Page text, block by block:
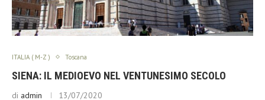
ITALIA ( M-Z ) Toscana
SIENA: IL MEDIOEVO NEL VENTUNESIMO SECOLO
di admin 13/07/2020